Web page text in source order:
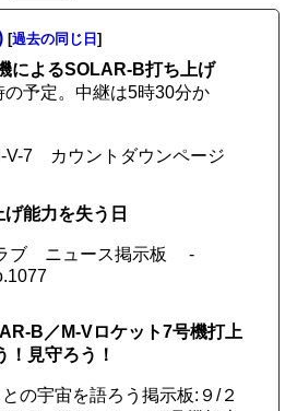
[過去の同じ日 ]
によるSOLAR-B打ち上げ
予定。中継は5時30分か
V-7 カウントダウンページ
能力を失う日
ブ ニュース掲示板 -
B／M-Vロケット7号機打上
！見守ろう！
の宇宙を語ろう掲示板:９/２